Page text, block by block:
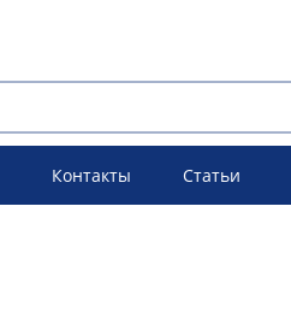
Контакты Статьи